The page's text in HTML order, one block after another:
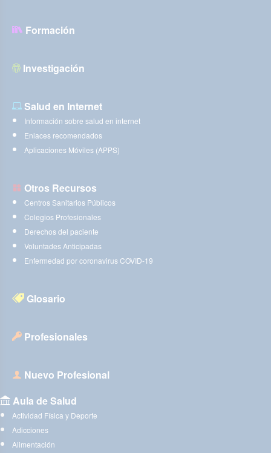
Formación
Investigación
Salud en Internet
Información sobre salud en internet
Enlaces recomendados
Aplicaciones Móviles (APPS)
Otros Recursos
Centros Sanitarios Públicos
Colegios Profesionales
Derechos del paciente
Voluntades Anticipadas
Enfermedad por coronavirus COVID-19
Glosario
Profesionales
Nuevo Profesional
Aula de Salud
Actividad Física y Deporte
Adicciones
Alimentación